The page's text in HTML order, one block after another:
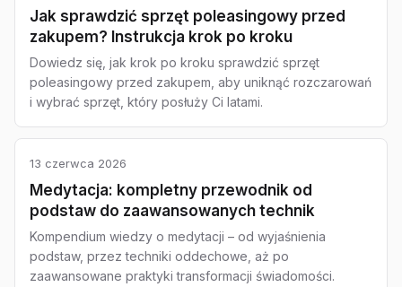
Jak sprawdzić sprzęt poleasingowy przed
zakupem? Instrukcja krok po kroku
Dowiedz się, jak krok po kroku sprawdzić sprzęt
poleasingowy przed zakupem, aby uniknąć rozczarowań
i wybrać sprzęt, który posłuży Ci latami.
13 czerwca 2026
Medytacja: kompletny przewodnik od
podstaw do zaawansowanych technik
Kompendium wiedzy o medytacji – od wyjaśnienia
podstaw, przez techniki oddechowe, aż po
zaawansowane praktyki transformacji świadomości.